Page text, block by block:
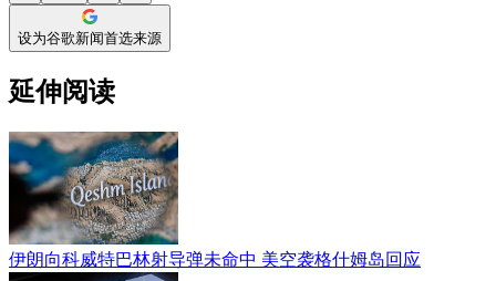
设为谷歌新闻首选来源
延伸阅读
伊朗向科威特巴林射导弹未命中 美空袭格什姆岛回应